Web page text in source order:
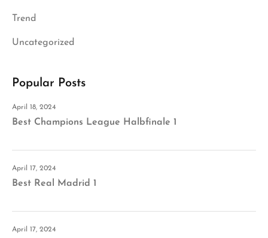
Trend
Uncategorized
Popular Posts
April 18, 2024
Best Champions League Halbfinale 1
April 17, 2024
Best Real Madrid 1
April 17, 2024